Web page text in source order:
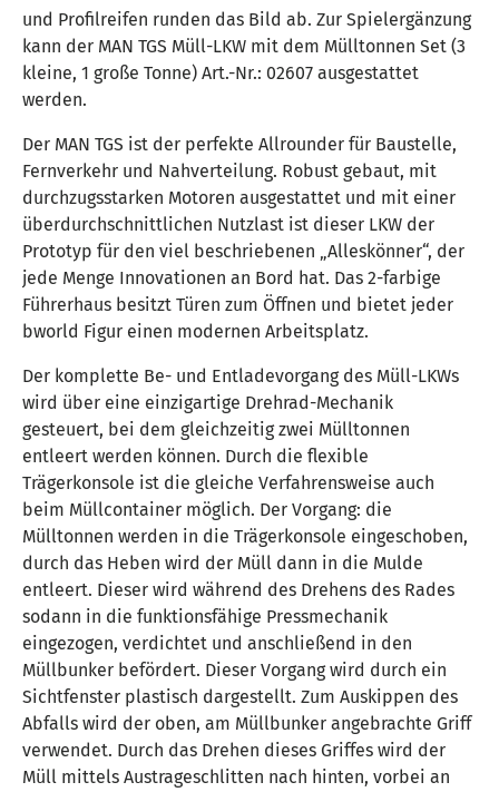
und Profilreifen runden das Bild ab. Zur Spielergänzung
kann der MAN TGS Müll-LKW mit dem Mülltonnen Set (3
kleine, 1 große Tonne) Art.-Nr.: 02607 ausgestattet
werden.
Der MAN TGS ist der perfekte Allrounder für Baustelle,
Fernverkehr und Nahverteilung. Robust gebaut, mit
durchzugsstarken Motoren ausgestattet und mit einer
überdurchschnittlichen Nutzlast ist dieser LKW der
Prototyp für den viel beschriebenen „Alleskönner“, der
jede Menge Innovationen an Bord hat. Das 2-farbige
Führerhaus besitzt Türen zum Öffnen und bietet jeder
bworld Figur einen modernen Arbeitsplatz.
Der komplette Be- und Entladevorgang des Müll-LKWs
wird über eine einzigartige Drehrad-Mechanik
gesteuert, bei dem gleichzeitig zwei Mülltonnen
entleert werden können. Durch die flexible
Trägerkonsole ist die gleiche Verfahrensweise auch
beim Müllcontainer möglich. Der Vorgang: die
Mülltonnen werden in die Trägerkonsole eingeschoben,
durch das Heben wird der Müll dann in die Mulde
entleert. Dieser wird während des Drehens des Rades
sodann in die funktionsfähige Pressmechanik
eingezogen, verdichtet und anschließend in den
Müllbunker befördert. Dieser Vorgang wird durch ein
Sichtfenster plastisch dargestellt. Zum Auskippen des
Abfalls wird der oben, am Müllbunker angebrachte Griff
verwendet. Durch das Drehen dieses Griffes wird der
Müll mittels Austrageschlitten nach hinten, vorbei an